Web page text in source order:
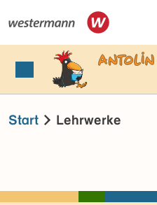
Start Lehrwerke